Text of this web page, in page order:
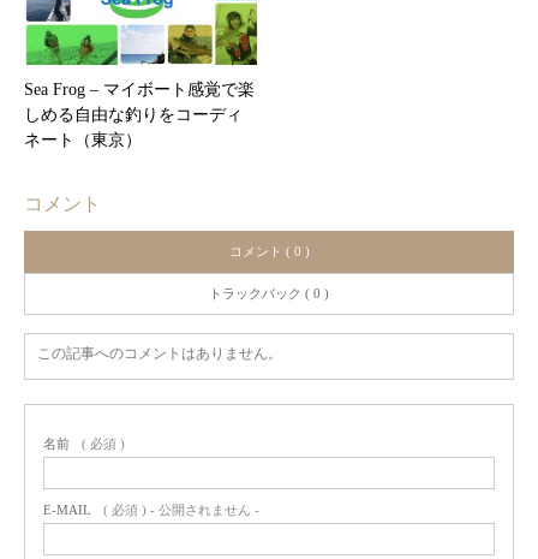
Sea Frog – マイボート感覚で楽
しめる自由な釣りをコーディ
ネート（東京）
コメント
コメント ( 0 )
トラックバック ( 0 )
この記事へのコメントはありません。
名前 ( 必須 )
E-MAIL ( 必須 ) - 公開されません -